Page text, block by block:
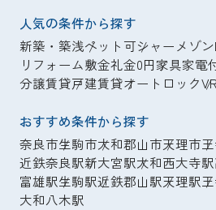
人気の条件から探す
新築・築浅ペット可シャーメゾン
リフォーム敷金礼金0円家具家電
分譲賃貸戸建賃貸オートロック
おすすめ条件から探す
奈良市生駒市大和郡山市天理市
近鉄奈良駅新大宮駅大和西大寺駅
富雄駅生駒駅近鉄郡山駅天理駅
大和八木駅